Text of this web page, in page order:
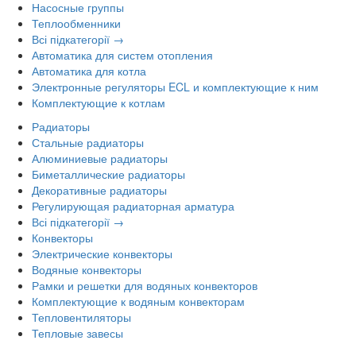
Насосные группы
Теплообменники
Всі підкатегорії →
Автоматика для систем отопления
Автоматика для котла
Электронные регуляторы ECL и комплектующие к ним
Комплектующие к котлам
Радиаторы
Стальные радиаторы
Алюминиевые радиаторы
Биметаллические радиаторы
Декоративные радиаторы
Регулирующая радиаторная арматура
Всі підкатегорії →
Конвекторы
Электрические конвекторы
Водяные конвекторы
Рамки и решетки для водяных конвекторов
Комплектующие к водяным конвекторам
Тепловентиляторы
Тепловые завесы